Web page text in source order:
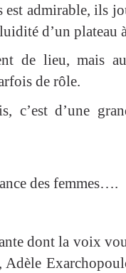
est admirable, ils
d’un plateau
de lieu, mais
de rôle.
c’est d’une
des femmes….
dont la voix